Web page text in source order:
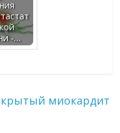
-…
миокардит